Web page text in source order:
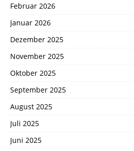
Februar 2026
Januar 2026
Dezember 2025
November 2025
Oktober 2025
September 2025
August 2025
Juli 2025
Juni 2025